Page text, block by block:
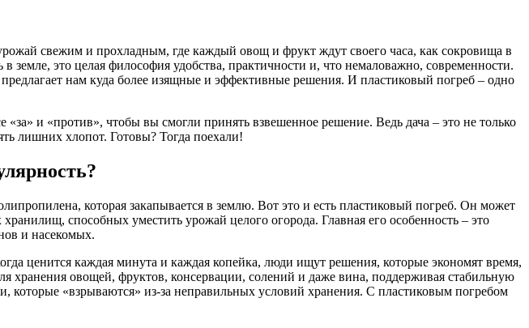
свежим и прохладным, где каждый овощ и фрукт ждут своего часа, как сокровища в
это целая философия удобства, практичности и, что немаловажно, современности.
нам куда более изящные и эффективные решения. И пластиковый погреб – одно
и «против», чтобы вы смогли принять взвешенное решение. Ведь дача – это не только
лишних хлопот. Готовы? Тогда поехали!
которая закапывается в землю. Вот это и есть пластиковый погреб. Он может
способных уместить урожай целого огорода. Главная его особенность – это
и насекомых.
ценится каждая минута и каждая копейка, люди ищут решения, которые экономят время,
хранения овощей, фруктов, консервации, солений и даже вина, поддерживая стабильную
которые «взрываются» из-за неправильных условий хранения. С пластиковым погребом